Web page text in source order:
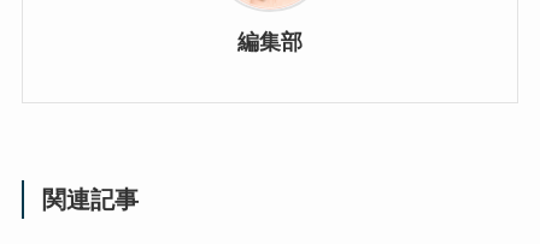
編集部
関連記事